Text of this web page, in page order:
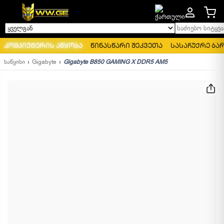
ყველგან საძიებო
კომპიუტერის აწყობა წინასწარი შეკვეთა სასაჩუქრე
საწყისი Gigabyte Gigabyte B850 GAMING X DDR5 AM5